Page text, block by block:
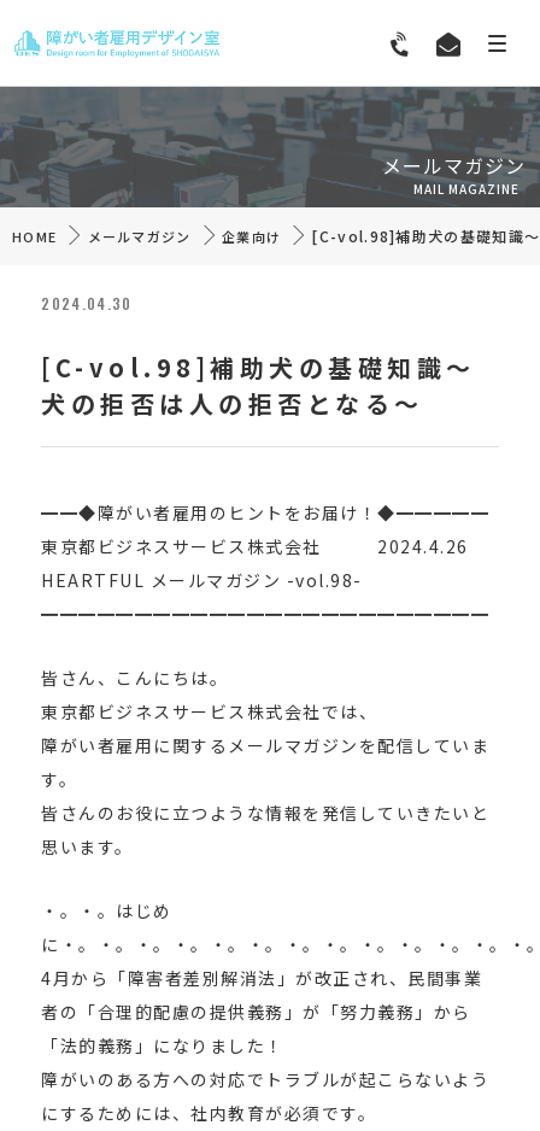
メールマガジン
MAIL MAGAZINE
HOME メールマガジン 企業向け [C-vol.98]補助犬の基礎知識
2024.04.30
[C-vol.98]補助犬の基礎知識～
犬の拒否は人の拒否となる～
━━◆障がい者雇用のヒントをお届け！◆━━━━━
東京都ビジネスサービス株式会社 2024.4.26
HEARTFUL メールマガジン -vol.98-
━━━━━━━━━━━━━━━━━━━━━━━━
皆さん、こんにちは。
東京都ビジネスサービス株式会社では、
障がい者雇用に関するメールマガジンを配信していま
す。
皆さんのお役に立つような情報を発信していきたいと
思います。
・。・。はじめ
に・。・。・。・。・。・。・。・。・。・。・。・。・
4月から「障害者差別解消法」が改正され、民間事業
者の「合理的配慮の提供義務」が「努力義務」から
「法的義務」になりました！
障がいのある方への対応でトラブルが起こらないよう
にするためには、社内教育が必須です。